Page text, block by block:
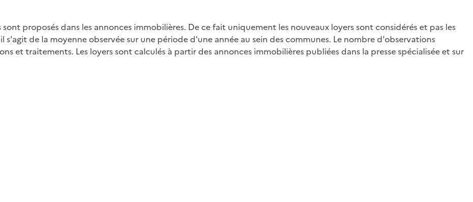
proposés dans les annonces immobilières. De ce fait uniquement les nouveaux loyers sont considérés et pas les
s'agit de la moyenne observée sur une période d'une année au sein des communes. Le nombre d'observations
et traitements. Les loyers sont calculés à partir des annonces immobilières publiées dans la presse spécialisée et sur